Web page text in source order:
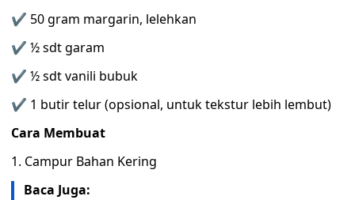
✔ 50 gram margarin, lelehkan
✔ ½ sdt garam
✔ ½ sdt vanili bubuk
✔ 1 butir telur (opsional, untuk tekstur lebih lembut)
Cara Membuat
1. Campur Bahan Kering
Baca Juga: